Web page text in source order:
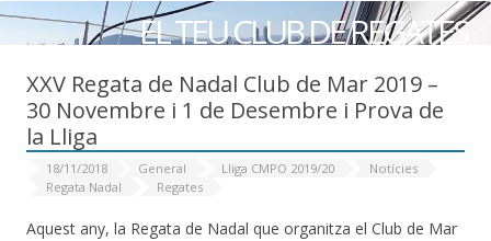
EL TEU CLUB DE REGATES
XXV Regata de Nadal Club de Mar 2019 –
30 Novembre i 1 de Desembre i Prova de
la Lliga
18/11/2018 General Lliga CMPO 2019/20
Notícies
Regata Nadal
Regates
Aquest any, la Regata de Nadal que organitza el Club de Mar